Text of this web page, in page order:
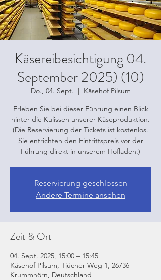
Käsereibesichtigung 04.
September 2025) (10)
Do., 04. Sept.
  |
Käsehof Pilsum
Erleben Sie bei dieser Führung einen Blick
hinter die Kulissen unserer Käseproduktion.
(Die Reservierung der Tickets ist kostenlos.
Sie entrichten den Eintrittspreis vor der
Führung direkt in unserem Hofladen.)
Reservierung geschlossen
Andere Termine ansehen
Zeit & Ort
04. Sept. 2025, 15:00 – 15:45
Käsehof Pilsum, Tjücher Weg 1, 26736
Krummhörn, Deutschland